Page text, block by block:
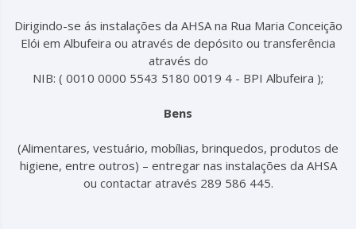
Dirigindo-se ás instalações da AHSA na Rua Maria Conceição
Elói em Albufeira ou através de depósito ou transferência
através do
NIB: ( 0010 0000 5543 5180 0019 4 - BPI Albufeira );
Bens
(Alimentares, vestuário, mobílias, brinquedos, produtos de
higiene, entre outros) – entregar nas instalações da AHSA
ou contactar através 289 586 445.